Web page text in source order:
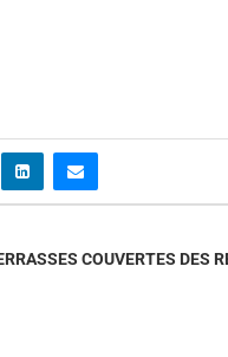
COUVERTES DES